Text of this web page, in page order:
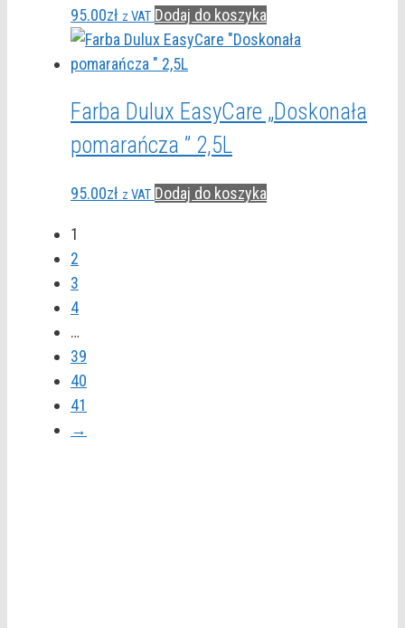
95.00zł z VAT Dodaj do koszyka
Farba Dulux EasyCare „Doskonała
pomarańcza ” 2,5L
95.00zł z VAT Dodaj do koszyka
1
2
3
4
…
39
40
41
→